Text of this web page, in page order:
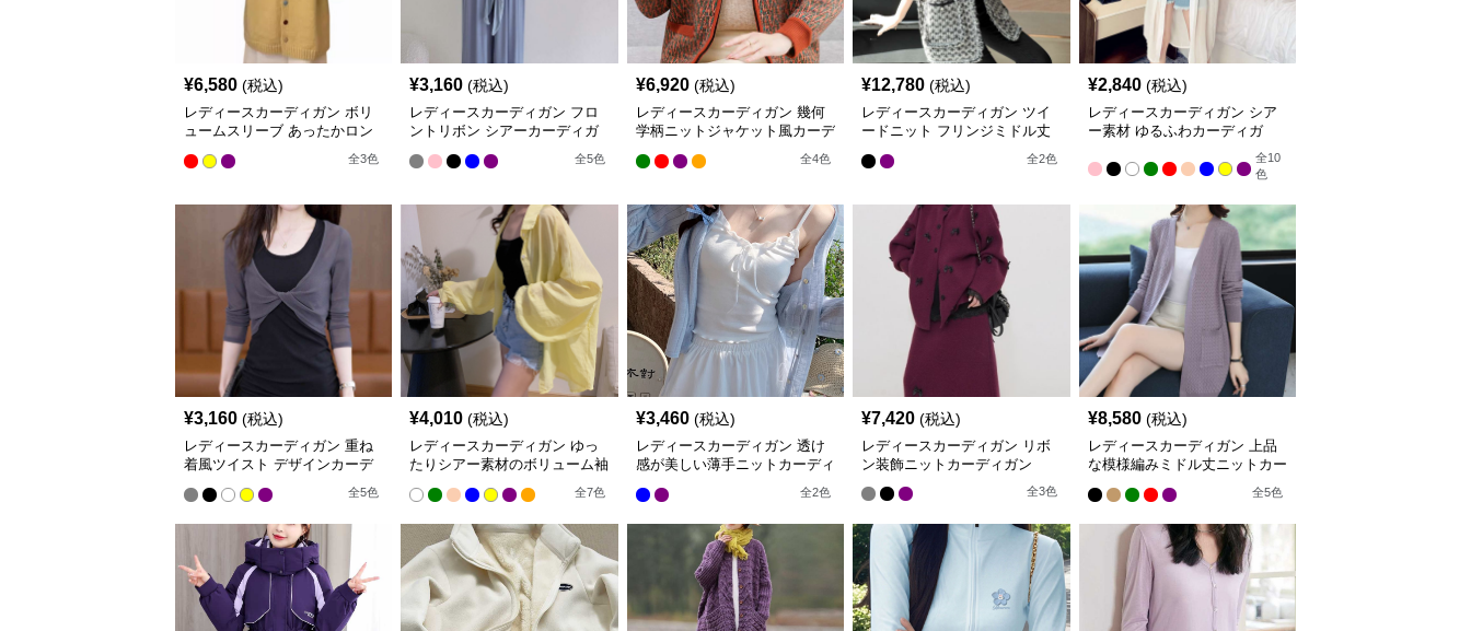
¥6,580 (税込)
レディースカーディガン ボリ
ュームスリーブ あったかロン
全3色
¥3,160 (税込)
レディースカーディガン フロ
ントリボン シアーカーディガ
全5色
¥6,920 (税込)
レディースカーディガン 幾何
学柄ニットジャケット風カーデ
全4色
¥12,780 (税込)
レディースカーディガン ツイ
ードニット フリンジミドル丈
全2色
¥2,840 (税込)
レディースカーディガン シア
ー素材 ゆるふわカーディガ
全10
色
¥3,160 (税込)
レディースカーディガン 重ね
着風ツイスト デザインカーデ
全5色
¥4,010 (税込)
レディースカーディガン ゆっ
たりシアー素材のボリューム袖
全7色
¥3,460 (税込)
レディースカーディガン 透け
感が美しい薄手ニットカーディ
全2色
¥7,420 (税込)
レディースカーディガン リボ
ン装飾ニットカーディガン
全3色
¥8,580 (税込)
レディースカーディガン 上品
な模様編みミドル丈ニットカー
全5色